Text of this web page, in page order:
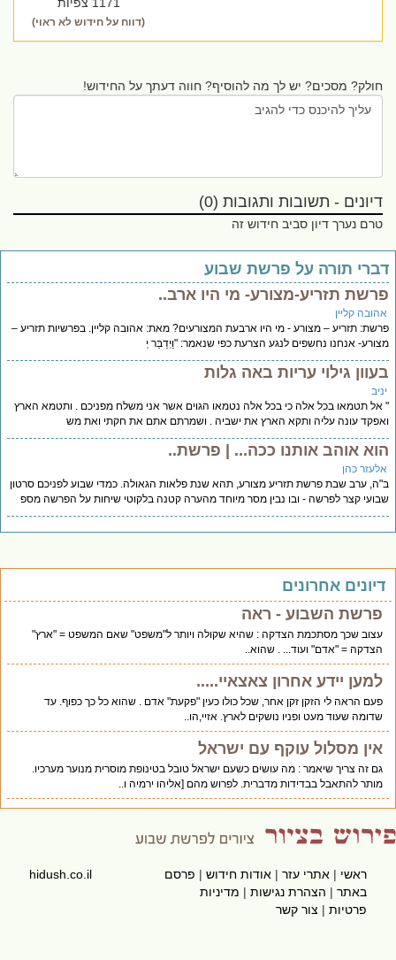
(דווח על חידוש לא ראוי)
חולק? מסכים? יש לך מה להוסיף? חווה דעתך על החידוש!
דיונים - תשובות ותגובות (0)
טרם נערך דיון סביב חידוש זה
תורה על פרשת שבוע
תזריע-מצורע- מי היו ארב..
קליין
תזריע – מצורע - מי היו ארבעת המצורעים? מאת: אהובה קליין. בפרשיות תזריע –
אנחנו נחשפים לנגע הצרעת כפי שנאמר: "וַיְדַבֵּר יְ
גילוי עריות באה גלות
תטמאו בכל אלה כי בכל אלה נטמאו הגוים אשר אני משלח מפניכם . ותטמא הארץ
עונה עליה ותקא הארץ את ישביה . ושמרתם אתם את חקתי ואת מש
אוהב אותנו ככה... | פרשת..
כהן
ערב שבת פרשת תזריע מצורע, תהא שנת פלאות הגאולה. כמדי שבוע לפניכם סרטון
קצר לפרשה - ובו נבין מסר מיוחד מהערה קטנה בלקוטי שיחות על הפרשה מספ
אחרונים
פרשת השבוע - ראה
עצוב שכך מסתכמת הצדקה : שהיא שקולה ויותר ל"משפט" שאם המשפט = "ארץ"
הצדקה = "אדם" ועוד... . שהוא..
למען יידע אחרון צאצאיי.....
פעם הראה לי הזקן זקן אחר, שכל כולו כעין "פקעת" אדם . שהוא כל כך כפוף. עד
שדומה שעוד מעט ופניו נושקים לארץ. אזיי,הו..
אין מסלול עוקף עם ישראל
גם זה צריך שיאמר : מה עושים כשעם ישראל טובל בטינופת מוסרית מנוער מערכיו.
מותר להתאבל בבדידות מדברית. לפרוש מהם [אליהו ירמיה ו..
ראשי|אתרי עזר|אודות חידוש|פרסם
באתר|הצהרת נגישות|מדיניות
פרטיות|צור קשר
hidush.co.il